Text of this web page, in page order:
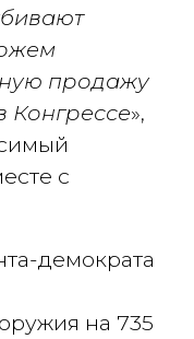
продажу
Конгрессе»,
с
демократа
на 735